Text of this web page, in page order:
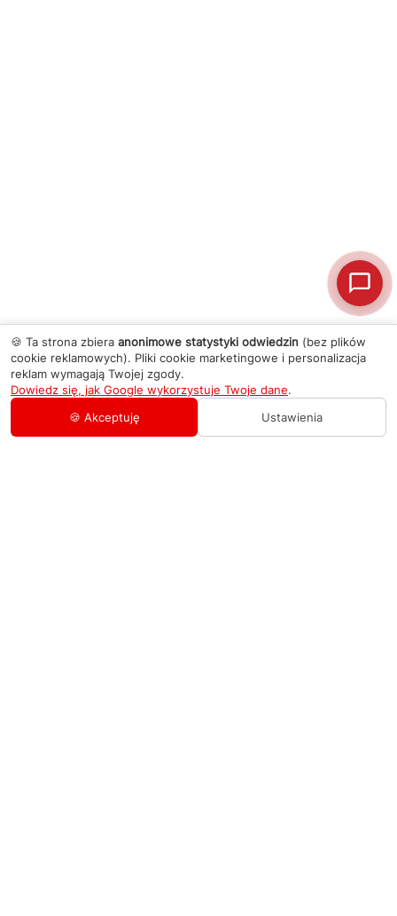
🍪 Ta strona zbiera anonimowe statystyki odwiedzin (bez plików
cookie reklamowych). Pliki cookie marketingowe i personalizacja
reklam wymagają Twojej zgody.
Dowiedz się, jak Google wykorzystuje Twoje dane.
🍪 Akceptuję
Ustawienia